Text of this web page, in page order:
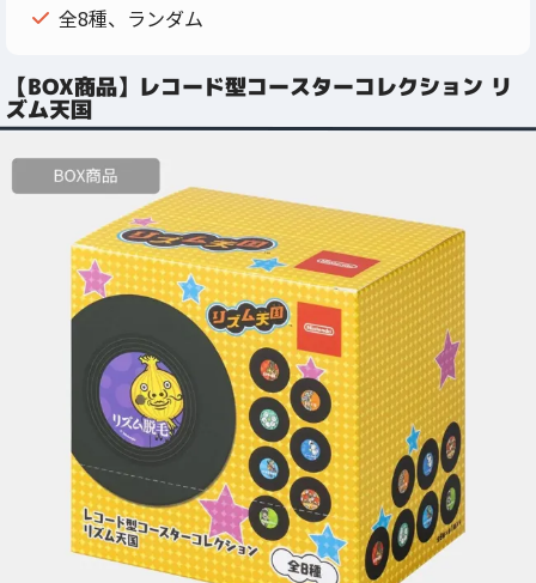
全8種、ランダム
【BOX商品】レコード型コースターコレクション リ
ズム天国